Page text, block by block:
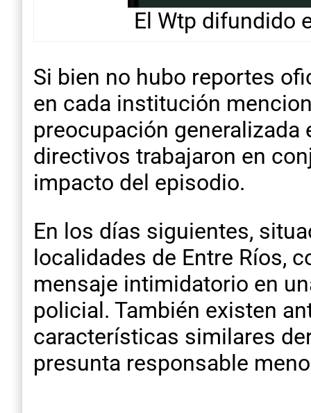
El Wtp difundido
Si bien no hubo reportes
en cada institución
preocupación
directivos trabajaron en
impacto del episodio.
En los días siguientes,
localidades de Entre Ríos,
mensaje intimidatorio en
policial. También existen
características similares
presunta responsable